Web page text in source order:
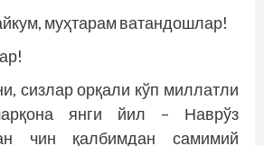
муҳтарам ватандошлар!
сизлар орқали кўп миллатли
янги йил – Наврўз
чин қалбимдан самимий